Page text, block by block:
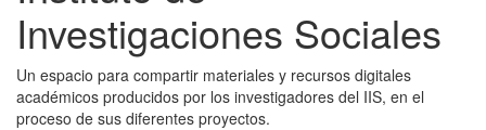
Investigaciones Sociales
Un espacio para compartir materiales y recursos digitales
académicos producidos por los investigadores del IIS, en el
proceso de sus diferentes proyectos.